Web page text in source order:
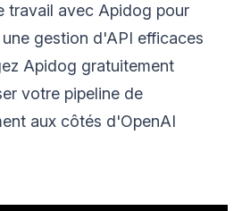
travail avec Apidog pour
gestion d'API efficaces
Apidog gratuitement
votre pipeline de
aux côtés d'OpenAI